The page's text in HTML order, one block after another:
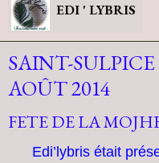
EDI ' LYBRIS
SAINT-
AOÛT 2014
FETE DE LA
Edi’lybris était